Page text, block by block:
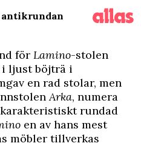
antikrundan
för Lamino-stolen
i ljust böjträ i
en rad stolar, men
Arka, numera
rundad
en av hans mest
möbler tillverkas